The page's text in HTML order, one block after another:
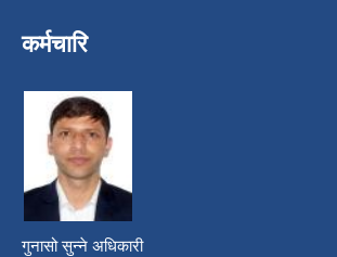
कर्मचारि
गुनासो सुन्ने अधिकारी